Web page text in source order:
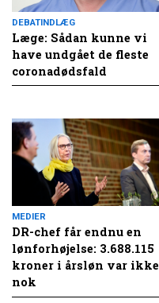
DEBATINDLÆG
Læge: Sådan kunne vi
have undgået de fleste
coronadødsfald
MEDIER
DR-chef får endnu en
lønforhøjelse: 3.688.115
kroner i årsløn var ikke
nok